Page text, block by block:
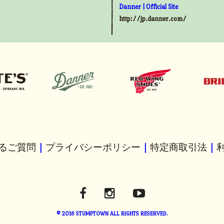
Danner | Official Site
http://jp.danner.com/
ご質問 プライバシーポリシー 特定商取引法
© 2016 STUMPTOWN ALL RIGHTS RESERVED.